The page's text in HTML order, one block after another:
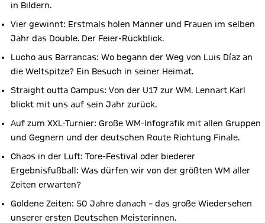
in Bildern.
Vier gewinnt: Erstmals holen Männer und Frauen im selben
Jahr das Double. Der Feier-Rückblick.
Lucho aus Barrancas: Wo begann der Weg von Luis Díaz an
die Weltspitze? Ein Besuch in seiner Heimat.
Straight outta Campus: Von der U17 zur WM. Lennart Karl
blickt mit uns auf sein Jahr zurück.
Auf zum XXL-Turnier: Große WM-Infografik mit allen Gruppen
und Gegnern und der deutschen Route Richtung Finale.
Chaos in der Luft: Tore-Festival oder biederer
Ergebnisfußball: Was dürfen wir von der größten WM aller
Zeiten erwarten?
Goldene Zeiten: 50 Jahre danach – das große Wiedersehen
unserer ersten Deutschen Meisterinnen.